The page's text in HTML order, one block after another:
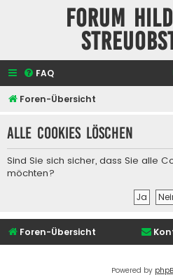
Forum
FAQ
Foren-Übersicht
Alle Cookies löschen
Sind Sie sich sicher, dass Sie alle
möchten?
Foren-Übersicht
Powered by